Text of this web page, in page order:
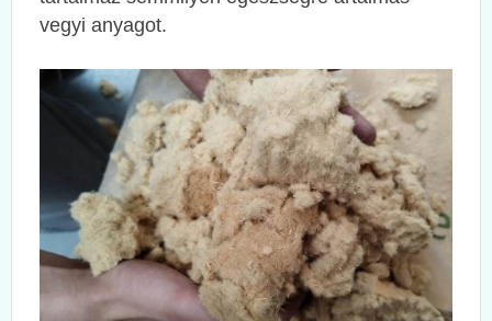
vegyi anyagot.